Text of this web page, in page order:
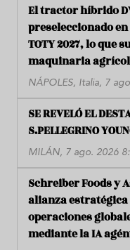
El tractor híbrido
preseleccionado
TOTY 2027, lo que
maquinaria
NÁPOLES, Italia, 7
SE REVELÓ EL
S.PELLEGRINO
MILÁN, 7 ago. 2026
Schreiber Foods y
alianza
operaciones
mediante la IA